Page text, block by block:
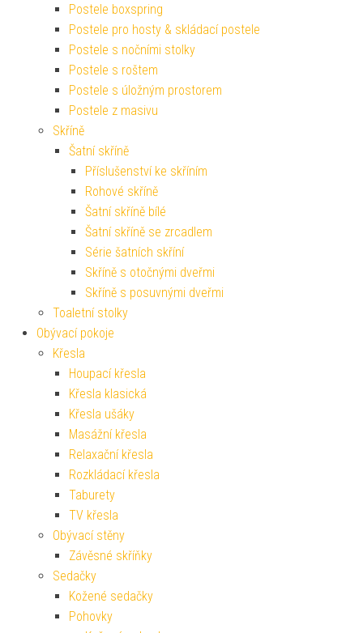
Postele boxspring
Postele pro hosty & skládací postele
Postele s nočními stolky
Postele s roštem
Postele s úložným prostorem
Postele z masivu
Skříně
Šatní skříně
Příslušenství ke skříním
Rohové skříně
Šatní skříně bílé
Šatní skříně se zrcadlem
Série šatních skříní
Skříně s otočnými dveřmi
Skříně s posuvnými dveřmi
Toaletní stolky
Obývací pokoje
Křesla
Houpací křesla
Křesla klasická
Křesla ušáky
Masážní křesla
Relaxační křesla
Rozkládací křesla
Taburety
TV křesla
Obývací stěny
Závěsné skříňky
Sedačky
Kožené sedačky
Pohovky